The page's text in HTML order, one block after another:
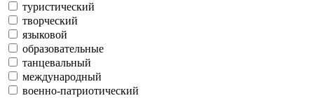
туристический
творческий
языковой
образовательные
танцевальный
международный
военно-патриотический